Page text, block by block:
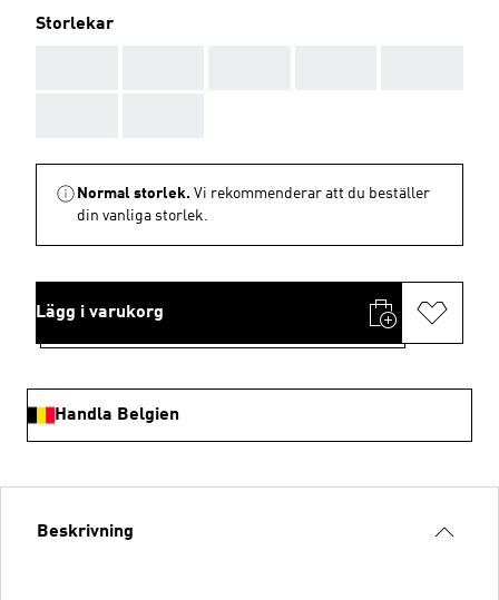
Storlekar
Normal storlek. Vi rekommenderar att du beställer
din vanliga storlek.
Lägg i varukorg
Handla Belgien
Beskrivning